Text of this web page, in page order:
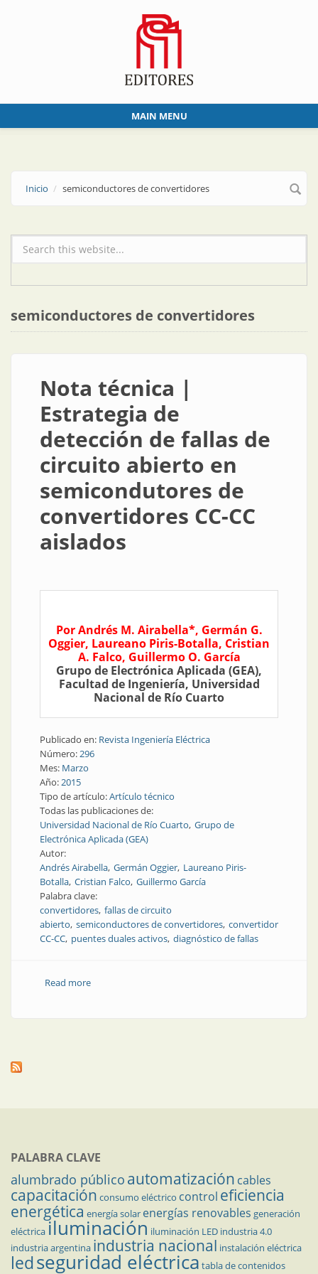
MAIN MENU
Inicio semiconductores de convertidores
Formulario de búsqueda
semiconductores de convertidores
Nota técnica |
Estrategia de
detección de fallas de
circuito abierto en
semicondutores de
convertidores CC-CC
aislados
Por Andrés M. Airabella*, Germán G.
Oggier, Laureano Piris-Botalla, Cristian
A. Falco, Guillermo O. García
Grupo de Electrónica Aplicada (GEA),
Facultad de Ingeniería, Universidad
Nacional de Río Cuarto
Publicado en: Revista Ingeniería Eléctrica
Número:296
Mes: Marzo
Año:2015
Tipo de artículo:Artículo técnico
Todas las publicaciones de:
Universidad Nacional de Río Cuarto Grupo de
Electrónica Aplicada (GEA)
Autor:
Andrés Airabella Germán Oggier Laureano Piris-
Botalla Cristian Falco Guillermo García
Palabra clave:
convertidores fallas de circuito
abierto semiconductores de convertidores convertidor
CC-CC puentes duales activos diagnóstico de fallas
Read moreabout Nota técnica | Estrategia de detección de fallas
PALABRA CLAVE
alumbrado público automatización cables
capacitación consumo eléctrico control eficiencia
energética energía solar energías renovables generación
eléctricailuminación iluminación LED industria 4.0
industria argentina industria nacional instalación eléctrica
ledseguridad eléctrica tabla de contenidos